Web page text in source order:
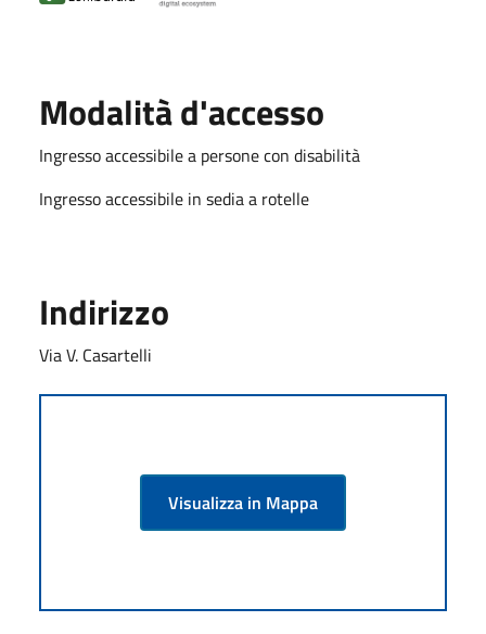
Modalità d'accesso
Ingresso accessibile a persone con disabilità
Ingresso accessibile in sedia a rotelle
Indirizzo
Via V. Casartelli
Visualizza in Mappa